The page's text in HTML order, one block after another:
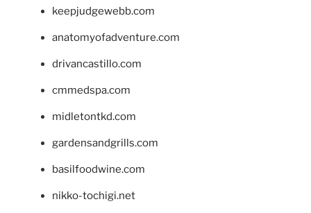
keepjudgewebb.com
anatomyofadventure.com
drivancastillo.com
cmmedspa.com
midletontkd.com
gardensandgrills.com
basilfoodwine.com
nikko-tochigi.net